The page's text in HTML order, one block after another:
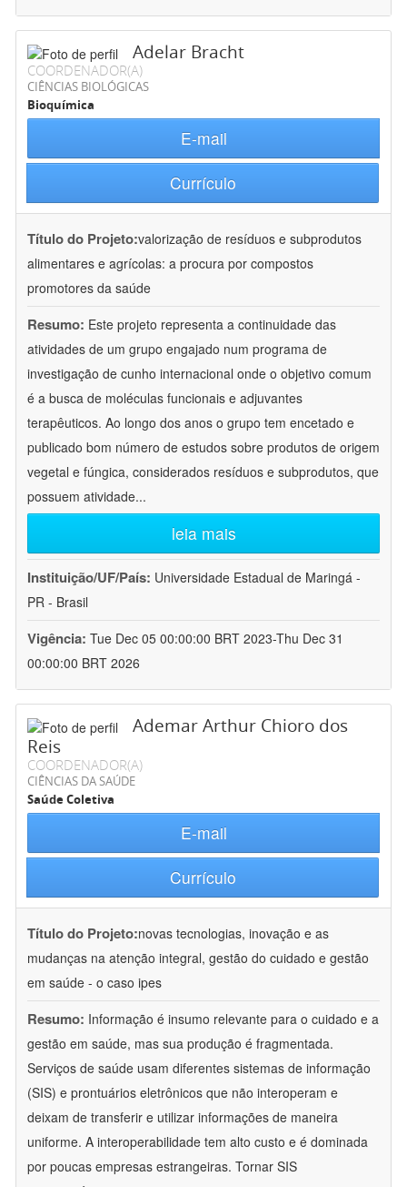
Adelar Bracht
COORDENADOR(A)
CIÊNCIAS BIOLÓGICAS
Bioquímica
E-mail
Currículo
Título do Projeto:valorização de resíduos e subprodutos
alimentares e agrícolas: a procura por compostos
promotores da saúde
Resumo: Este projeto representa a continuidade das
atividades de um grupo engajado num programa de
investigação de cunho internacional onde o objetivo comum
é a busca de moléculas funcionais e adjuvantes
terapêuticos. Ao longo dos anos o grupo tem encetado e
publicado bom número de estudos sobre produtos de origem
vegetal e fúngica, considerados resíduos e subprodutos, que
possuem atividade...
leia mais
Instituição/UF/País: Universidade Estadual de Maringá -
PR - Brasil
Vigência: Tue Dec 05 00:00:00 BRT 2023-Thu Dec 31
00:00:00 BRT 2026
Ademar Arthur Chioro dos
Reis
COORDENADOR(A)
CIÊNCIAS DA SAÚDE
Saúde Coletiva
E-mail
Currículo
Título do Projeto:novas tecnologias, inovação e as
mudanças na atenção integral, gestão do cuidado e gestão
em saúde - o caso ipes
Resumo: Informação é insumo relevante para o cuidado e a
gestão em saúde, mas sua produção é fragmentada.
Serviços de saúde usam diferentes sistemas de informação
(SIS) e prontuários eletrônicos que não interoperam e
deixam de transferir e utilizar informações de maneira
uniforme. A interoperabilidade tem alto custo e é dominada
por poucas empresas estrangeiras. Tornar SIS